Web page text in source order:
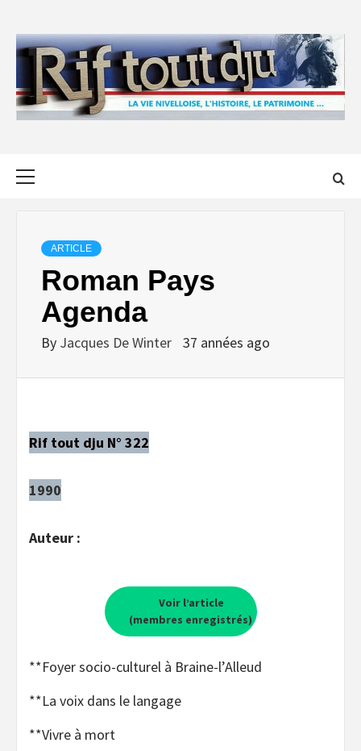
content
ARTICLE
Roman Pays
Agenda
By Jacques De Winter 37 années ago
Rif tout dju N° 322
1990
Auteur :
Voir l’article
(membres enregistrés)
**Foyer socio-culturel à Braine-l’Alleud
**La voix dans le langage
**Vivre à mort